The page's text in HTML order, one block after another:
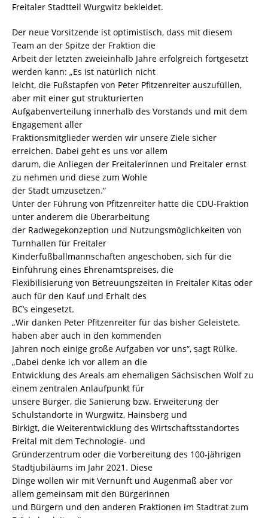
Freitaler Stadtteil Wurgwitz bekleidet.
Der neue Vorsitzende ist optimistisch, dass mit diesem
Team an der Spitze der Fraktion die
Arbeit der letzten zweieinhalb Jahre erfolgreich fortgesetzt
werden kann: „Es ist natürlich nicht
leicht, die Fußstapfen von Peter Pfitzenreiter auszufüllen,
aber mit einer gut strukturierten
Aufgabenverteilung innerhalb des Vorstands und mit dem
Engagement aller
Fraktionsmitglieder werden wir unsere Ziele sicher
erreichen. Dabei geht es uns vor allem
darum, die Anliegen der Freitalerinnen und Freitaler ernst
zu nehmen und diese zum Wohle
der Stadt umzusetzen.“
Unter der Führung von Pfitzenreiter hatte die CDU-Fraktion
unter anderem die Überarbeitung
der Radwegekonzeption und Nutzungsmöglichkeiten von
Turnhallen für Freitaler
Kinderfußballmannschaften angeschoben, sich für die
Einführung eines Ehrenamtspreises, die
Flexibilisierung von Betreuungszeiten in Freitaler Kitas oder
auch für den Kauf und Erhalt des
BC’s eingesetzt.
„Wir danken Peter Pfitzenreiter für das bisher Geleistete,
haben aber auch in den kommenden
Jahren noch einige große Aufgaben vor uns“, sagt Rülke.
„Dabei denke ich vor allem an die
Entwicklung des Areals am ehemaligen Sächsischen Wolf zu
einem zentralen Anlaufpunkt für
unsere Bürger, die Sanierung bzw. Erweiterung der
Schulstandorte in Wurgwitz, Hainsberg und
Birkigt, die Weiterentwicklung des Wirtschaftsstandortes
Freital mit dem Technologie- und
Gründerzentrum oder die Vorbereitung des 100-jährigen
Stadtjubiläums im Jahr 2021. Diese
Dinge wollen wir mit Vernunft und Augenmaß aber vor
allem gemeinsam mit den Bürgerinnen
und Bürgern und den anderen Fraktionen im Stadtrat zum